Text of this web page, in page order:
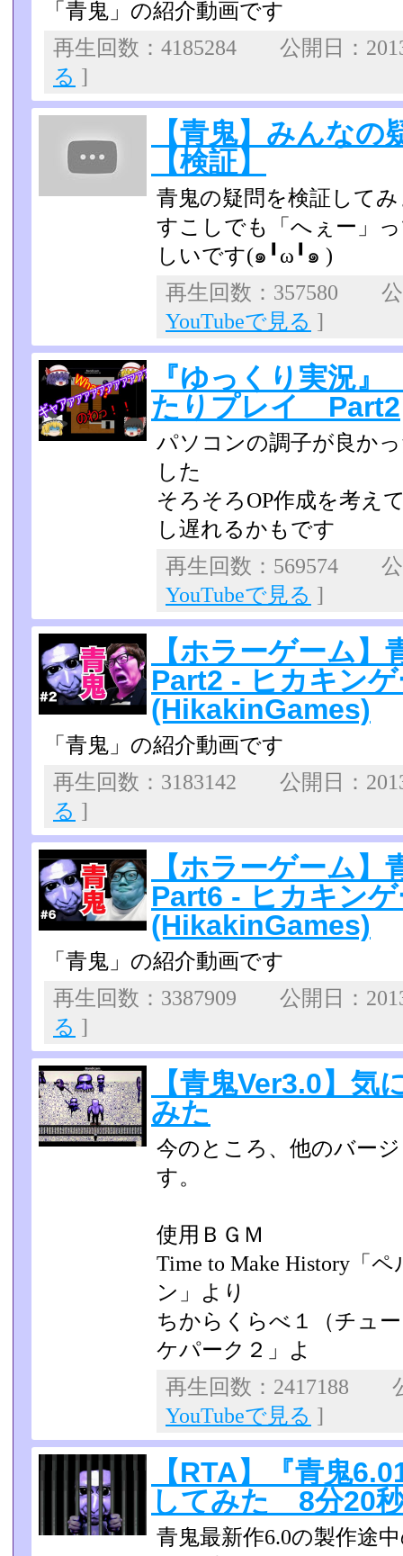
「青鬼」の紹介動画です
再生回数：4185284 公開日：
る ]
【青鬼】みんな
【検証】
青鬼の疑問を検証して
すこしでも「へぇー」
しいです(๑╹ω╹๑ )
再生回数：357580
YouTubeで見る ]
『ゆっくり実況
たりプレイ Part2
パソコンの調子が良か
した
そろそろOP作成を考え
し遅れるかもです
再生回数：569574
YouTubeで見る ]
【ホラーゲーム
Part2 - ヒカキン
(HikakinGames)
「青鬼」の紹介動画です
再生回数：3183142 公開日：
る ]
【ホラーゲーム
Part6 - ヒカキン
(HikakinGames)
「青鬼」の紹介動画です
再生回数：3387909 公開日：
る ]
【青鬼Ver3.0】気
みた
今のところ、他のバー
す。
使用ＢＧＭ
Time to Make History「
ン」より
ちからくらべ１（チュ
ケパーク２」よ
再生回数：2417188
YouTubeで見る ]
【RTA】『青鬼
してみた 8分20
青鬼最新作6.0の製作途